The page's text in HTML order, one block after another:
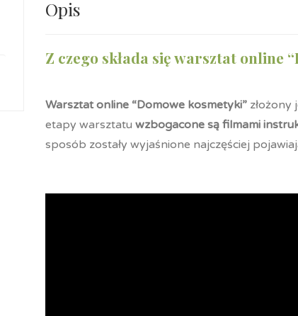
Opis
Z czego składa się warsztat online
Warsztat online “Domowe kosmetyki” złożony
etapy warsztatu wzbogacone są filmami
sposób zostały wyjaśnione najczęściej